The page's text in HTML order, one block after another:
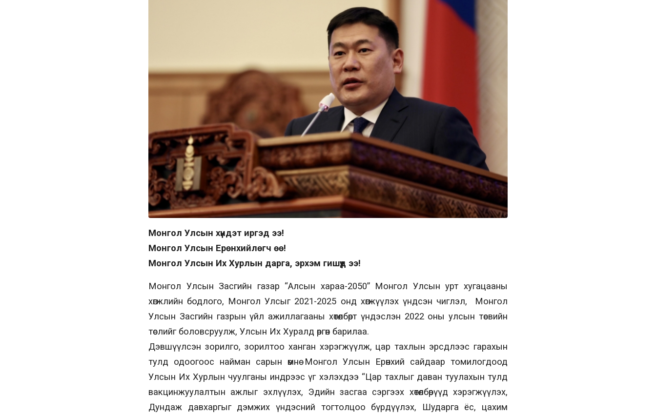
Монгол Улсын хүндэт иргэд ээ!
Монгол Улсын Ерөнхийлөгч өө!
Монгол Улсын Их Хурлын дарга, эрхэм гишүүд ээ!
Монгол Улсын Засгийн газар “Алсын хараа-2050” Монгол Улсын урт хугацааны
хөгжлийн бодлого, Монгол Улсыг 2021-2025 онд хөгжүүлэх үндсэн чиглэл, Монгол
Улсын Засгийн газрын үйл ажиллагааны хөтөлбөрт үндэслэн 2022 оны улсын төсвийн
төслийг боловсруулж, Улсын Их Хуралд өргөн барилаа.
Дэвшүүлсэн зорилго, зорилтоо ханган хэрэгжүүлж, цар тахлын эрсдлээс гарахын
тулд одоогоос найман сарын өмнө Монгол Улсын Ерөнхий сайдаар томилогдоод
Улсын Их Хурлын чуулганы индрээс үг хэлэхдээ “Цар тахлыг даван туулахын тулд
вакцинжуулалтын ажлыг эхлүүлэх, Эдийн засгаа сэргээх хөтөлбөрүүд хэрэгжүүлэх,
Дундаж давхаргыг дэмжих үндэсний тогтолцоо бүрдүүлэх, Шударга ёс, цахим